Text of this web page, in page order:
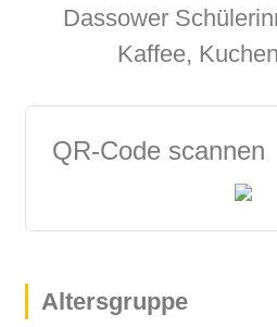
Dassower
Kaffee,
QR-Code scannen
Altersgruppe